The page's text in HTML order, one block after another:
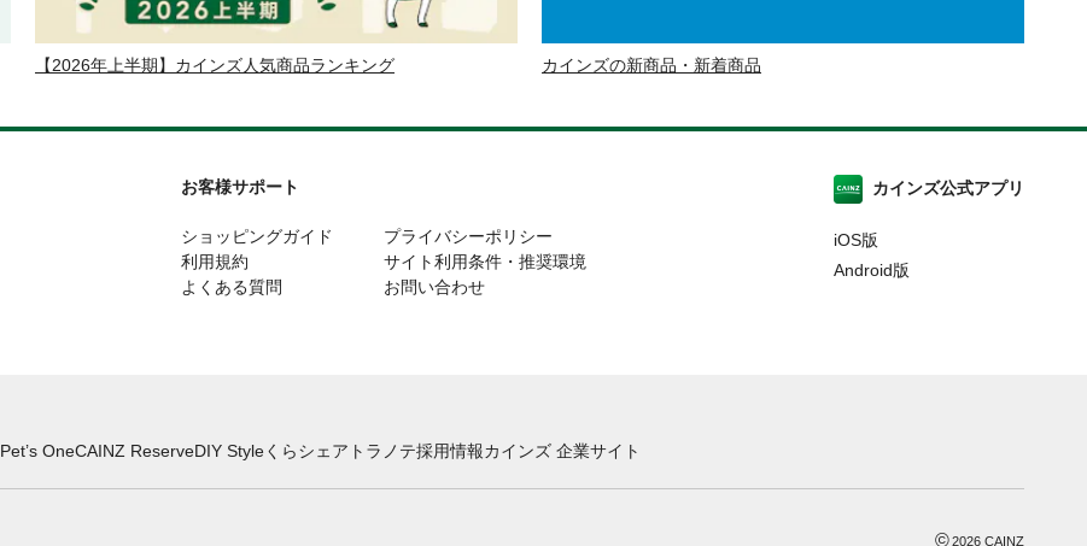
【2026年上半期】カインズ人気商品ランキング カインズの新商品・新着商品
お客様サポート
ショッピングガイド
利用規約
よくある質問
プライバシーポリシー
サイト利用条件・推奨環境
お問い合わせ
カインズ公式アプリ
iOS版
Android版
Pet’s OneCAINZ ReserveDIY Styleくらシェア トラノテ採用情報カインズ 企業サイト
©2026 CAINZ